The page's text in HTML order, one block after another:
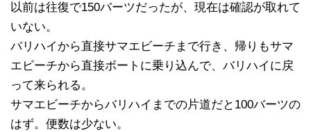
以前は往復で150バーツだったが、現在は確認が取れて
いない。
バリハイから直接サマエビーチまで行き、帰りもサマ
エビーチから直接ボートに乗り込んで、バリハイに戻
って来られる。
サマエビーチからバリハイまでの片道だと100バーツの
はず。便数は少ない。